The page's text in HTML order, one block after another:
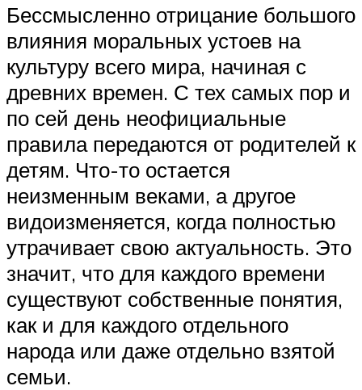
Бессмысленно отрицание большого
влияния моральных устоев на
культуру всего мира, начиная с
древних времен. С тех самых пор и
по сей день неофициальные
правила передаются от родителей к
детям. Что-то остается
неизменным веками, а другое
видоизменяется, когда полностью
утрачивает свою актуальность. Это
значит, что для каждого времени
существуют собственные понятия,
как и для каждого отдельного
народа или даже отдельно взятой
семьи.